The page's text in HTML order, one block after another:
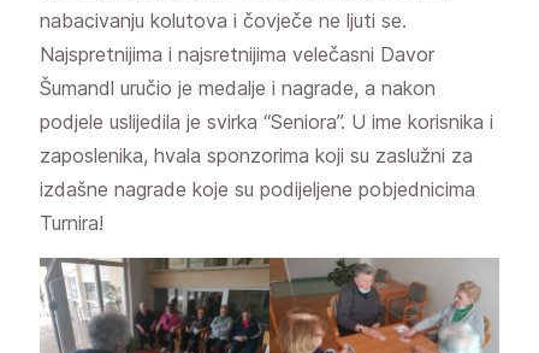
nabacivanju kolutova i čovječe ne ljuti se.
Najspretnijima i najsretnijima velečasni Davor
Šumandl uručio je medalje i nagrade, a nakon
podjele uslijedila je svirka “Seniora”. U ime korisnika i
zaposlenika, hvala sponzorima koji su zaslužni za
izdašne nagrade koje su podijeljene pobjednicima
Turnira!